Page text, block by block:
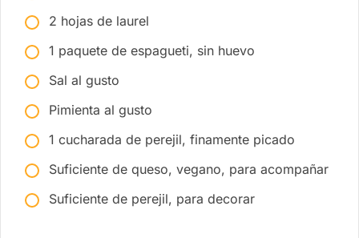
2 hojas de laurel
1 paquete de espagueti, sin huevo
Sal al gusto
Pimienta al gusto
1 cucharada de perejil, finamente picado
Suficiente de queso, vegano, para acompañar
Suficiente de perejil, para decorar